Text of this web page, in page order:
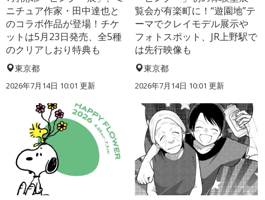
ニチュア作家・田中達也と
のコラボ作品が登場！チケ
ットは5月23日発売、全5種
のクリアしおり特典も
東京都
2026年7月14日 10:01 更新
覧会が有楽町に！“遊園地”テ
ーマでクレイモデル展示や
フォトスポット、JR上野駅で
は先行映像も
東京都
2026年7月14日 10:01 更新